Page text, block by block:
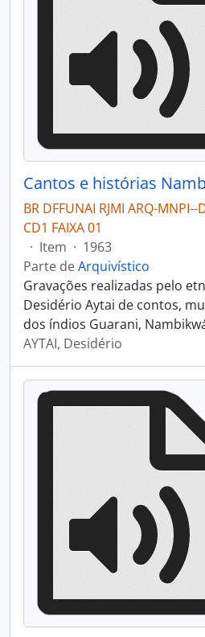
BR DFFUNAI RJMI ARQ-MNPI--
CD1 FAIXA 01
· Item · 1963
Parte deArquivístico
Gravações realizadas pelo
Desidério Aytai de contos,
dos índios Guarani,
AYTAI, Desidério